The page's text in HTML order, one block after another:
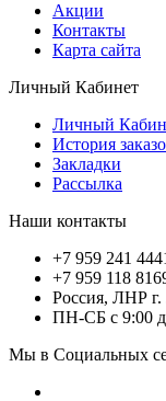
Акции
Контакты
Карта сайта
Личный Кабинет
Личный
История
Закладки
Рассылка
Наши контакты
+7 959 241
+7 959 118
Россия, ЛНР
ПН-СБ с 9:00
Мы в Социальных